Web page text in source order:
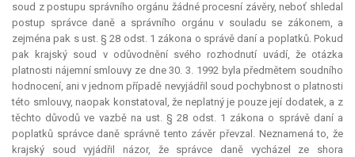
soud z postupu správního orgánu žádné procesní závěry, neboť shledal
postup správce daně a správního orgánu v souladu se zákonem, a
zejména pak s ust. § 28 odst. 1 zákona o správě daní a poplatků. Pokud
pak krajský soud v odůvodnění svého rozhodnutí uvádí, že otázka
platnosti nájemní smlouvy ze dne 30. 3. 1992 byla předmětem soudního
hodnocení, ani v jednom případě nevyjádřil soud pochybnost o platnosti
této smlouvy, naopak konstatoval, že neplatný je pouze její dodatek, a z
těchto důvodů ve vazbě na ust. § 28 odst. 1 zákona o správě daní a
poplatků správce daně správně tento závěr převzal. Neznamená to, že
krajský soud vyjádřil názor, že správce daně vycházel ze shora